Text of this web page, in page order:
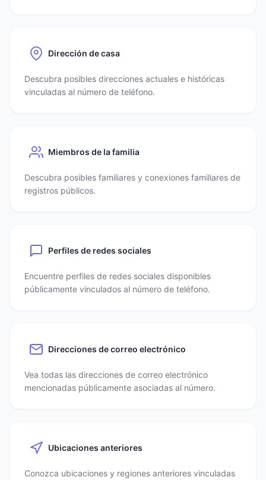
Dirección de casa
Descubra posibles direcciones actuales e históricas
vinculadas al número de teléfono.
Miembros de la familia
Descubra posibles familiares y conexiones familiares de
registros públicos.
Perfiles de redes sociales
Encuentre perfiles de redes sociales disponibles
públicamente vinculados al número de teléfono.
Direcciones de correo electrónico
Vea todas las direcciones de correo electrónico
mencionadas públicamente asociadas al número.
Ubicaciones anteriores
Conozca ubicaciones y regiones anteriores vinculadas